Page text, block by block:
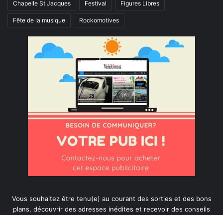
Chapelle St Jacques Festival Figures Libres
Fête de la musique Rockomotives
Vous souhaitez être tenu(e) au courant des sorties et des bons
plans, découvrir des adresses inédites et recevoir des conseils